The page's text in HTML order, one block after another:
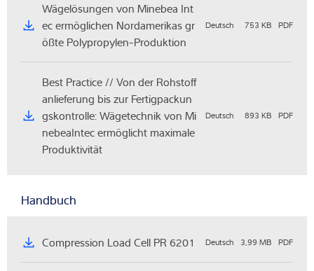
Wägelösungen von Minebea Int
ec ermöglichen Nordamerikas gr
ößte Polypropylen-Produktion
Deutsch 753 KB PDF
Best Practice // Von der Rohstoff
anlieferung bis zur Fertigpackun
gskontrolle: Wägetechnik von Mi
nebeaIntec ermöglicht maximale
Produktivität
Deutsch 893 KB PDF
Handbuch
Compression Load Cell PR 6201 Deutsch 3,99 MB PDF